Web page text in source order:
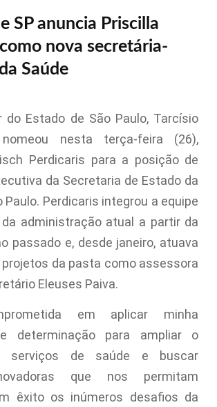
SP anuncia Priscilla
nova secretária-
Saúde
do Estado de São Paulo, Tarcísio
nesta terça-feira (26),
Perdicaris para a posição de
da Secretaria de Estado da
Paulo. Perdicaris integrou a equipe
administração atual a partir da
passado e, desde janeiro, atuava
da pasta como assessora
Eleuses Paiva.
em aplicar minha
determinação para ampliar o
serviços de saúde e buscar
que nos permitam
êxito os inúmeros desafios da